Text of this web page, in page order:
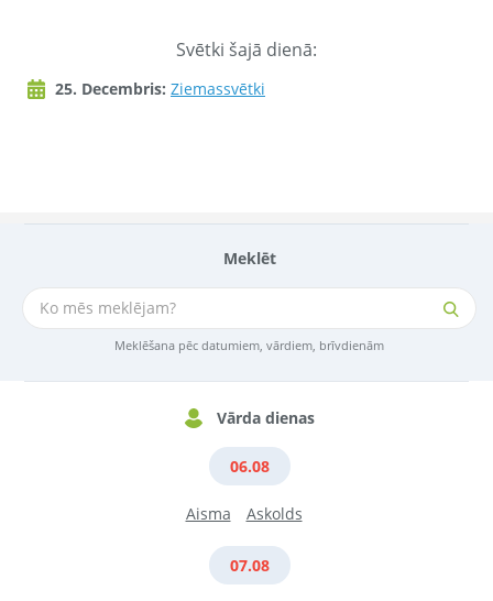
Meklēt
Meklēšana pēc datumiem, vārdiem, brīvdienām
Vārda dienas
06.08
Aisma Askolds
07.08
Svētki šajā dienā:
25. Decembris: Ziemassvētki